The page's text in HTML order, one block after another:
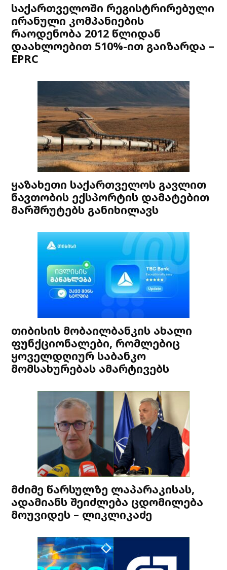
საქართველოში რეგისტრირებული
ირანული კომპანიების
რაოდენობა 2012 წლიდან
დაახლოებით 510%-ით გაიზარდა –
EPRC
ყაზახეთი საქართველოს გავლით
ნავთობის ექსპორტის დამატებით
მარშრუტებს განიხილავს
თიბისის მობაილბანკის ახალი
ფუნქციონალები, რომლებიც
ყოველდღიურ საბანკო
მომსახურებას ამარტივებს
მძიმე წარსულზე ლაპარაკისას,
ადამიანს შეიძლება ცდომილება
მოუვიდეს – ლიკლიკაძე